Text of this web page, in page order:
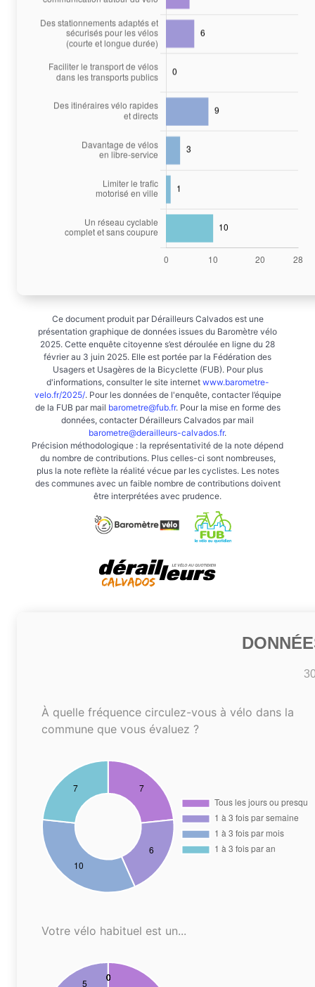
Ce document produit par Dérailleurs Calvados est une
présentation graphique de données issues du Baromètre vélo
2025. Cette enquête citoyenne s’est déroulée en ligne du 28
février au 3 juin 2025. Elle est portée par la Fédération des
Usagers et Usagères de la Bicyclette (FUB). Pour plus
d'informations, consulter le site internet www.barometre-
velo.fr/2025/. Pour les données de l'enquête, contacter l’équipe
de la FUB par mail barometre@fub.fr. Pour la mise en forme des
données, contacter Dérailleurs Calvados par mail
barometre@derailleurs-calvados.fr.
Précision méthodologique : la représentativité de la note dépend
du nombre de contributions. Plus celles-ci sont nombreuses,
plus la note reflète la réalité vécue par les cyclistes. Les notes
des communes avec un faible nombre de contributions doivent
être interprétées avec prudence.
À quelle fréquence circulez-vous à vélo dans la
commune que vous évaluez ?
Votre vélo habituel est un...